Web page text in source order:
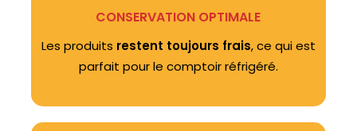
CONSERVATION OPTIMALE
Les produits restent toujours frais, ce qui est
parfait pour le comptoir réfrigéré.